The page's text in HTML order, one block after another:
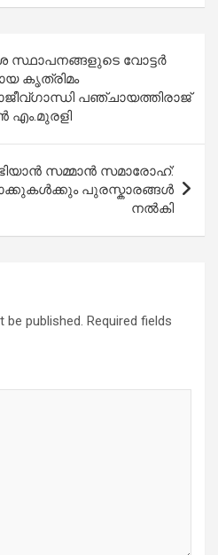
സ്ഥാപനങ്ങളുടെ വോട്ടര്‍
കൃത്രിമം
പഞ്ചായത്തിരാജ്
എം.മുരളി
സമ്മാൻ സമാരോഹ്:
പുരസ്കാരങ്ങൾ
നൽകി
published. Required fields